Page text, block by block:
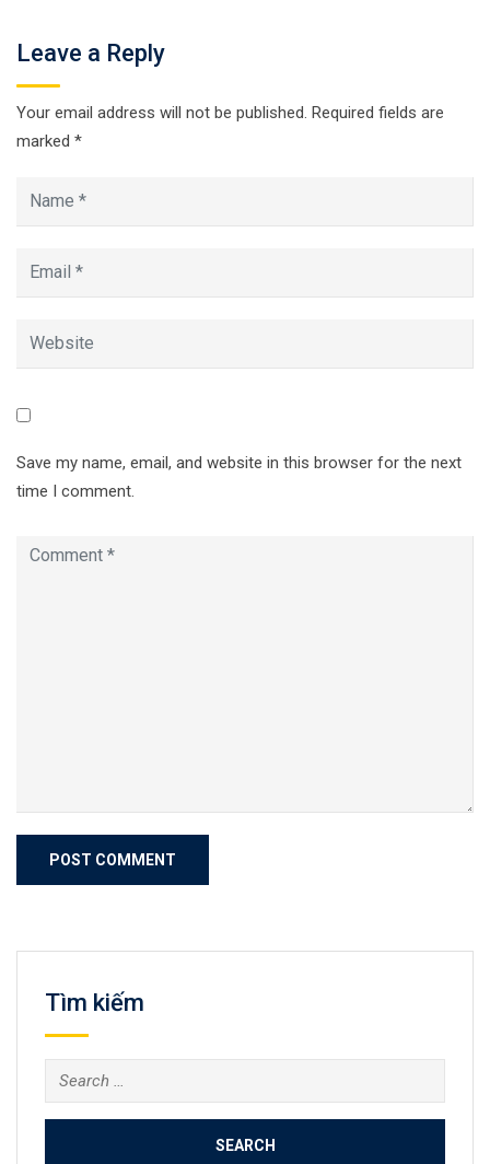
Leave a Reply
Your email address will not be published. Required fields are
marked *
Save my name, email, and website in this browser for the next
time I comment.
Tìm kiếm
Search
for: